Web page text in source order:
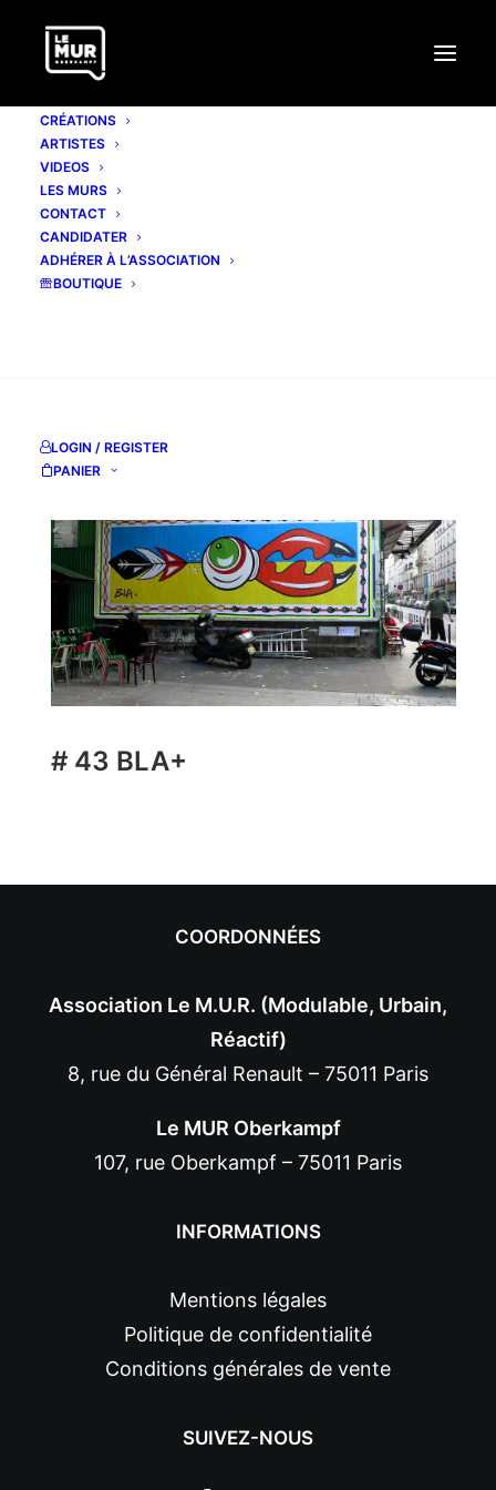
CRÉATIONS
ARTISTES
VIDEOS
LES MURS
CONTACT
CANDIDATER
ADHÉRER À L’ASSOCIATION
BOUTIQUE
LOGIN / REGISTER
PANIER
BLA+
facebook
# 43 BLA+
COORDONNÉES
Association Le M.U.R. (Modulable, Urbain,
Réactif)
8, rue du Général Renault – 75011 Paris
Le MUR Oberkampf
107, rue Oberkampf – 75011 Paris
INFORMATIONS
Mentions légales
Politique de confidentialité
Conditions générales de vente
SUIVEZ-NOUS